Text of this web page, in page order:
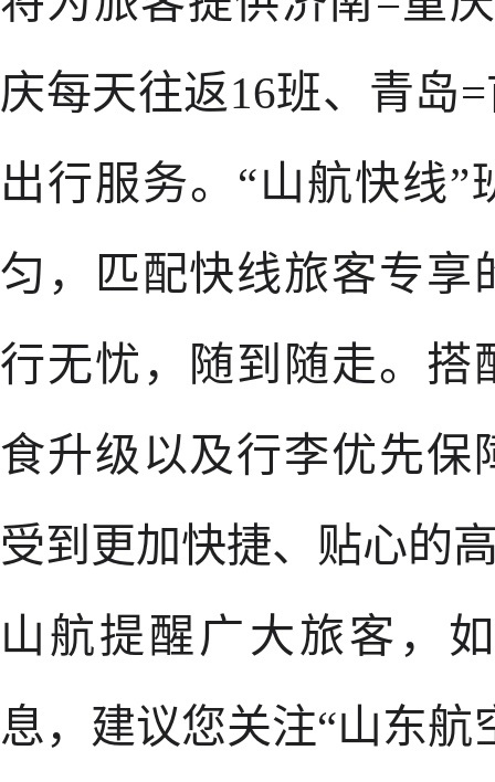
庆每天往返16班、青岛
出行服务。“山航快线
匀，匹配快线旅客专享
行无忧，随到随走。搭
食升级以及行李优先保
受到更加快捷、贴心的
山航提醒广大旅客，
息，建议您关注“山东